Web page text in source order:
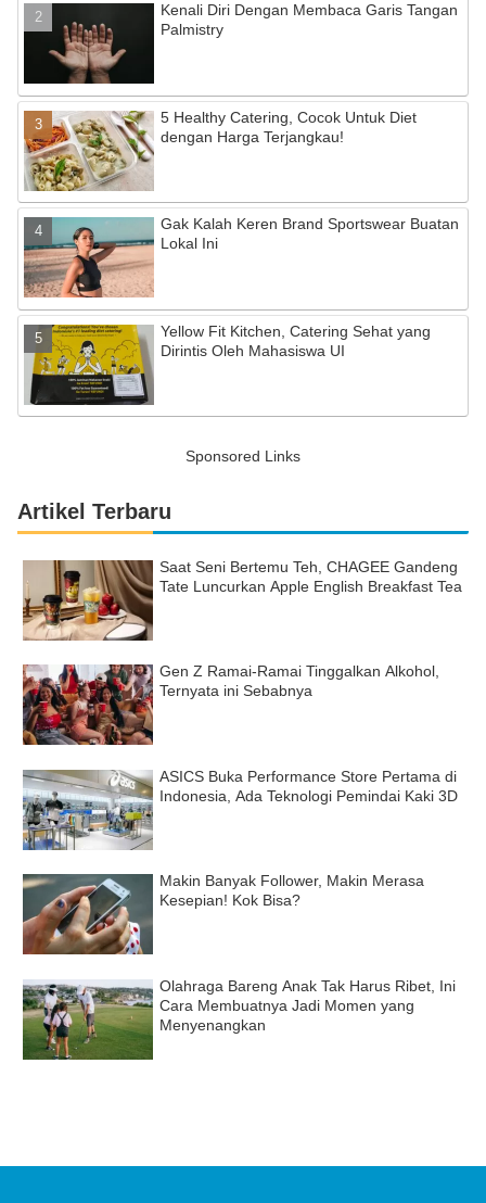
Kenali Diri Dengan Membaca Garis Tangan
Palmistry
5 Healthy Catering, Cocok Untuk Diet
dengan Harga Terjangkau!
Gak Kalah Keren Brand Sportswear Buatan
Lokal Ini
Yellow Fit Kitchen, Catering Sehat yang
Dirintis Oleh Mahasiswa UI
Sponsored Links
Artikel Terbaru
Saat Seni Bertemu Teh, CHAGEE Gandeng
Tate Luncurkan Apple English Breakfast Tea
Gen Z Ramai-Ramai Tinggalkan Alkohol,
Ternyata ini Sebabnya
ASICS Buka Performance Store Pertama di
Indonesia, Ada Teknologi Pemindai Kaki 3D
Makin Banyak Follower, Makin Merasa
Kesepian! Kok Bisa?
Olahraga Bareng Anak Tak Harus Ribet, Ini
Cara Membuatnya Jadi Momen yang
Menyenangkan